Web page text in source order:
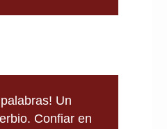
Un
Confiar en